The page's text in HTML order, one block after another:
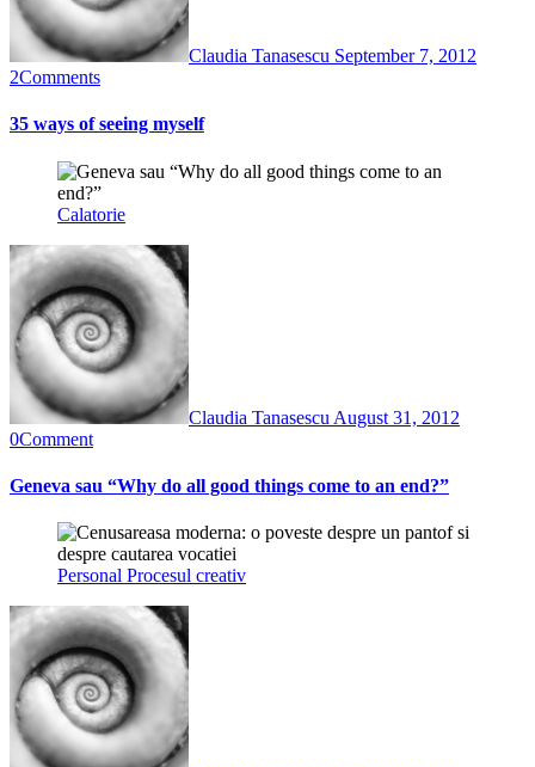
Claudia Tanasescu September 7, 2012
2Comments
35 ways of seeing myself
Calatorie
Claudia Tanasescu August 31, 2012
0Comment
Geneva sau “Why do all good things come to an end?”
Personal Procesul creativ